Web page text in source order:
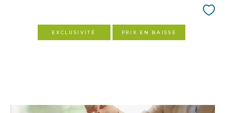
EXCLUSIVITÉ PRIX EN BAISSE